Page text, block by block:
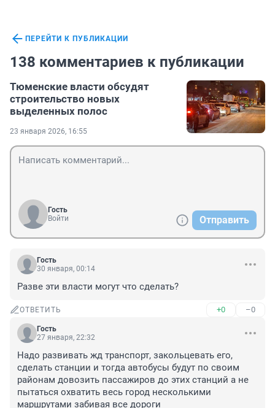
ПЕРЕЙТИ К ПУБЛИКАЦИИ
138 комментариев к публикации
Тюменские власти обсудят
строительство новых
выделенных полос
23 января 2026, 16:55
Гость
Войти
Отправить
Гость
30 января, 00:14
Разве эти власти могут что сделать?
ОТВЕТИТЬ +0 –0
Гость
27 января, 22:32
Надо развивать жд транспорт, закольцевать его,
сделать станции и тогда автобусы будут по своим
районам довозить пассажиров до этих станций а не
пытаться охватить весь город несколькими
маршрутами забивая все дороги